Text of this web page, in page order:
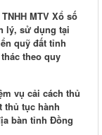
MTV Xổ số
lý, sử dụng tại
quỹ đất tỉnh
theo quy
vụ cải cách thủ
thủ tục hành
bàn tỉnh Đồng